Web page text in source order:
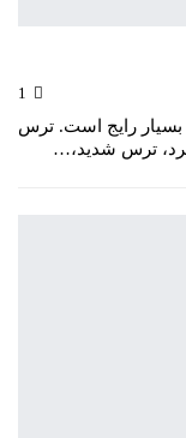
رایج است. ترس
ترس شدید،…